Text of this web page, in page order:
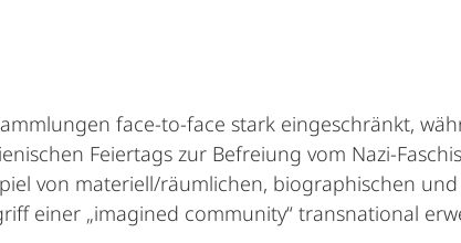
face-to-face stark eingeschränkt,
Feiertags zur Befreiung vom Nazi-
von materiell/räumlichen, biographischen
einer „imagined community“ transnational